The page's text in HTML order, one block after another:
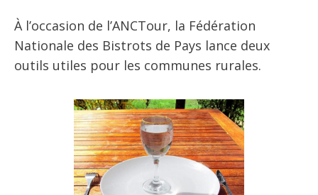
À l’occasion de l’ANCTour, la Fédération
Nationale des Bistrots de Pays lance deux
outils utiles pour les communes rurales.